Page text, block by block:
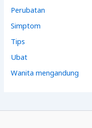
Perubatan
Simptom
Tips
Ubat
Wanita mengandung